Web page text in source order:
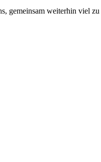
gemeinsam weiterhin viel zu